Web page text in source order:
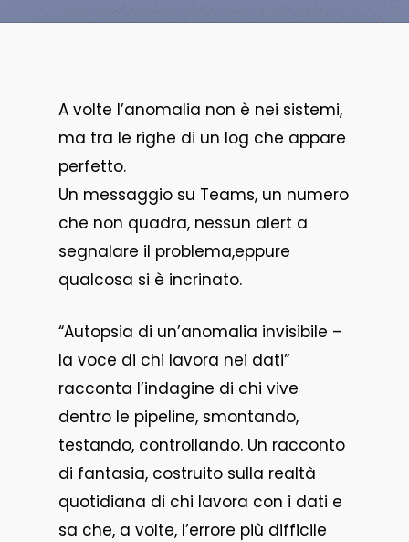
A volte l’anomalia non è nei sistemi,
ma tra le righe di un log che appare
perfetto.
Un messaggio su Teams, un numero
che non quadra, nessun alert a
segnalare il problema,eppure
qualcosa si è incrinato.
“Autopsia di un’anomalia invisibile –
la voce di chi lavora nei dati”
racconta l’indagine di chi vive
dentro le pipeline, smontando,
testando, controllando. Un racconto
di fantasia, costruito sulla realtà
quotidiana di chi lavora con i dati e
sa che, a volte, l’errore più difficile